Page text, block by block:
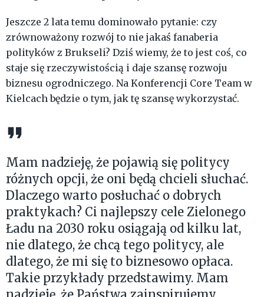
Jeszcze 2 lata temu dominowało pytanie: czy
zrównoważony rozwój to nie jakaś fanaberia
polityków z Brukseli? Dziś wiemy, że to jest coś, co
staje się rzeczywistością i daje szansę rozwoju
biznesu ogrodniczego. Na Konferencji Core Team w
Kielcach będzie o tym, jak tę szansę wykorzystać.
Mam nadzieję, że pojawią się politycy
różnych opcji, że oni będą chcieli słuchać.
Dlaczego warto posłuchać o dobrych
praktykach? Ci najlepszy cele Zielonego
Ładu na 2030 roku osiągają od kilku lat,
nie dlatego, że chcą tego politycy, ale
dlatego, że mi się to biznesowo opłaca.
Takie przykłady przedstawimy. Mam